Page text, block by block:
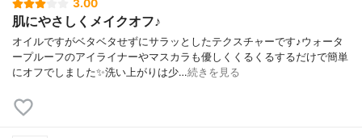
3.00
肌にやさしくメイクオフ♪
オイルですがベタベタせずにサラッとしたテクスチャーです♪ウォータ
ープルーフのアイライナーやマスカラも優しくくるくるするだけで簡単
にオフでしました✨洗い上がりは少…続きを見る